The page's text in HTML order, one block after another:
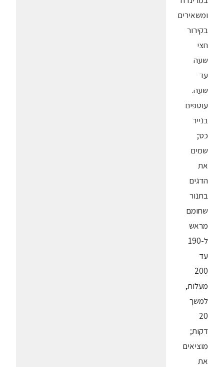
ומשאירים
בקירור
חצי
שעה
עד
שעה.
עוטפים
בנייר
כס;
שמים
את
הדגים
בתנור
שחומם
מראש
ל-190
עד
200
מעלות,
למשך
20
דקות;
מוציאים
את